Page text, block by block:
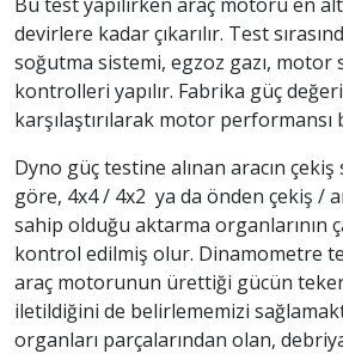
devirlere kadar çıkarılır. Test
soğutma sistemi, egzoz gazı, motor
kontrolleri yapılır. Fabrika güç
karşılaştırılarak motor performansı
Dyno güç testine alınan aracın
göre, 4x4 / 4x2 ya da önden çekiş /
sahip olduğu aktarma organlarının
kontrol edilmiş olur. Dinamometre
araç motorunun ürettiği gücün
iletildiğini de belirlememizi
organları parçalarından olan,